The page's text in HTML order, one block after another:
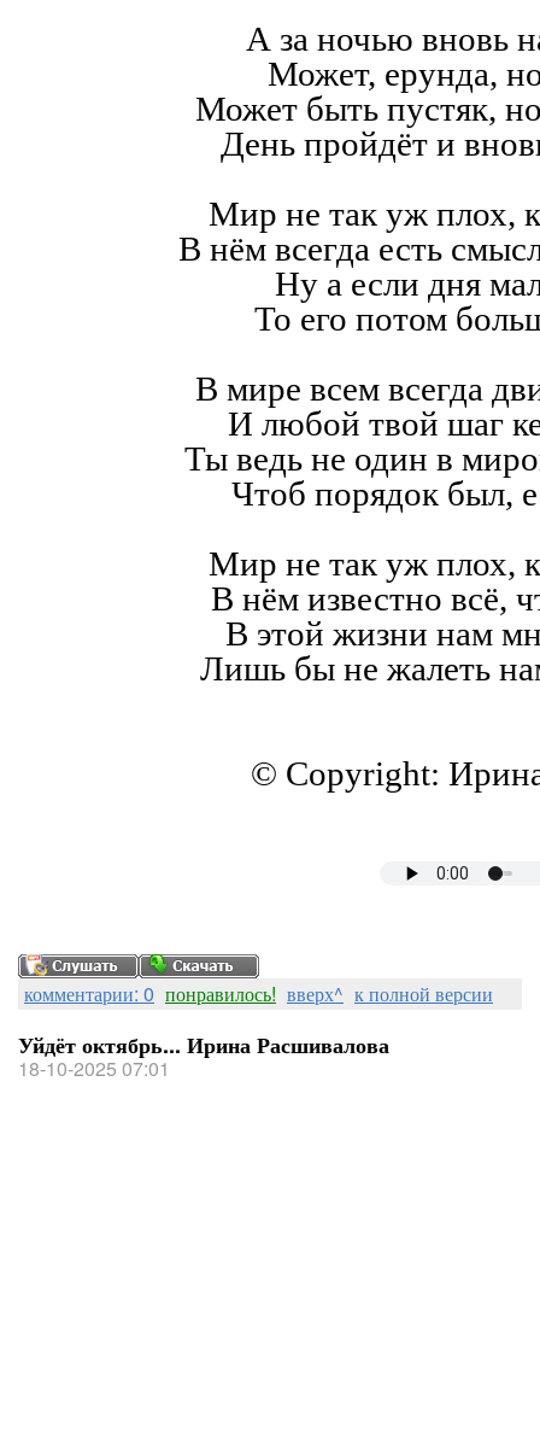
А за ночью вновь
Может, ерунда,
Может быть пустяк,
День пройдёт и
Мир не так уж плох,
В нём всегда есть
Ну а если дня
То его потом
В мире всем всегда
И любой твой шаг
Ты ведь не один в
Чтоб порядок был,
Мир не так уж плох,
В нём известно всё,
В этой жизни нам
Лишь бы не жалеть
© Copyright:
комментарии: 0 понравилось! вверх^ к полной версии
Уйдёт октябрь... Ирина Расшивалова
18-10-2025 07:01